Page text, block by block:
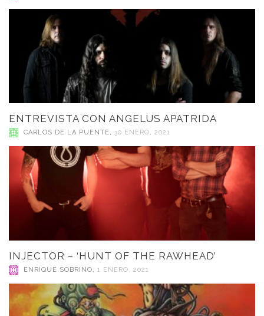
ENTREVISTA CON ANGELUS APATRIDA
CARLOS DE LA PUENTE, 30 ENERO, 2021
INJECTOR – ‘HUNT OF THE RAWHEAD’
ENRIQUE SOBRINO, 1 ENERO, 2021